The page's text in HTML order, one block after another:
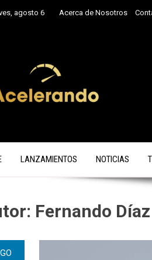
agosto 6 Acerca de Nosotros
LANZAMIENTOS NOTICIAS
Fernando Díaz